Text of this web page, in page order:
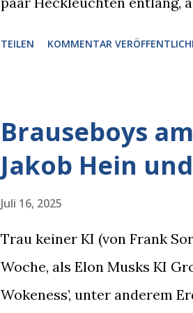
blickte die Krähe und ihn an,
gleichzeitig amüsiert.
man immer aufpassen!”
TEILEN KOMMENTAR
Brauseboys
Jakob Hein
Juli 16, 2025
Trau keiner KI (von Frank
Woche, als Elon Musks KI
Wokeness’, unter anderem